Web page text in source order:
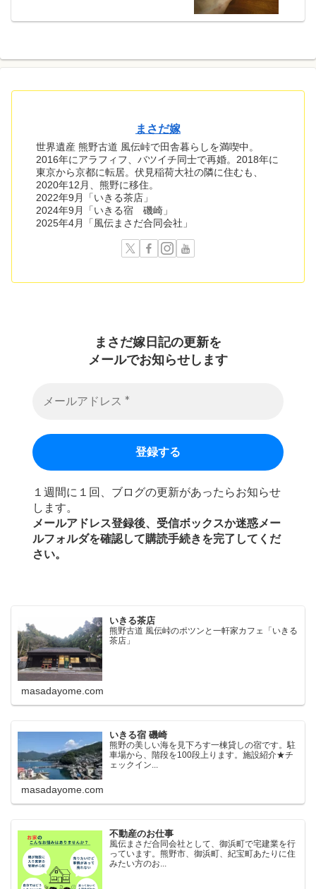
まさだ嫁
世界遺産 熊野古道 風伝峠で田舎暮らしを満喫中。
2016年にアラフィフ、バツイチ同士で再婚。2018年に
東京から京都に転居。伏見稲荷大社の隣に住むも、
2020年12月、熊野に移住。
2022年9月「いきる茶店」
2024年9月「いきる宿 磯崎」
2025年4月「風伝まさだ合同会社」
まさだ嫁日記の更新を
メールでお知らせします
１週間に１回、ブログの更新があったらお知らせ
します。
メールアドレス登録後、受信ボックスか迷惑メー
ルフォルダを確認して購読手続きを完了してくだ
さい。
いきる茶店
熊野古道 風伝峠のポツンと一軒家カフェ「いきる
茶店」
masadayome.com
いきる宿 磯崎
熊野の美しい海を見下ろす一棟貸しの宿です。駐
車場から、階段を100段上ります。施設紹介★チ
ェックイン...
masadayome.com
不動産のお仕事
風伝まさだ合同会社として、御浜町で宅建業を行
っています。熊野市、御浜町、紀宝町あたりに住
みたい方のお...